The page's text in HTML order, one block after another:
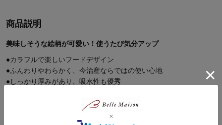
商品説明
美味しそうな絵柄が可愛い！使うたび気分アップ
●カラフルで楽しいフードデザイン
●ふんわりやわらかく、今治産ならではの使い心地
●しっかり厚みがあり、吸水性も優秀
●食べ物のモチーフが可愛い刺繍付き